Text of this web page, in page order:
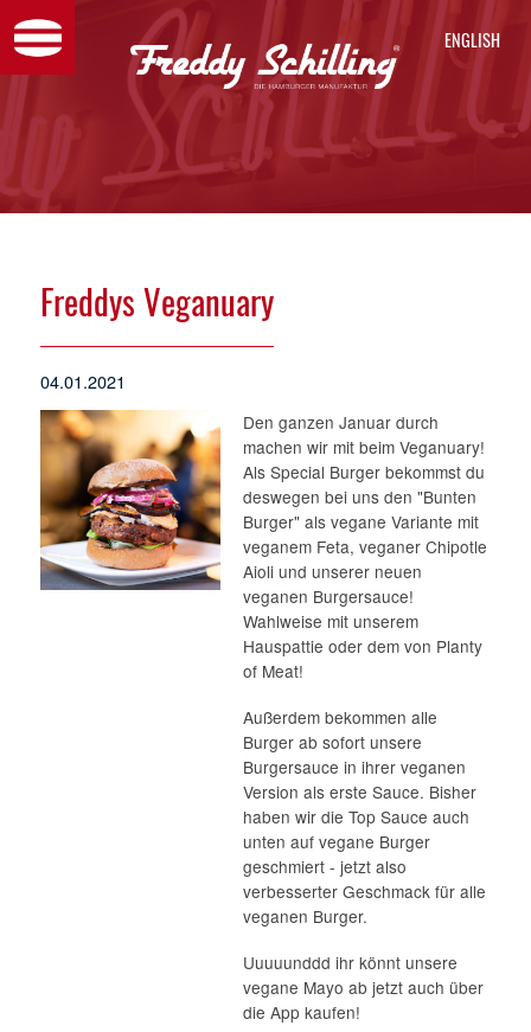
Freddys Veganuary
04.01.2021
Den ganzen Januar durch
machen wir mit beim
Als Special Burger bekommst
deswegen bei uns den "Bunten
Burger" als vegane Variante mit
veganem Feta, veganer
Aioli und unserer neuen
veganen Burgersauce!
Hauspattie oder dem von
of Meat!
Außerdem bekommen alle
Burger ab sofort unsere
Burgersauce in ihrer veganen
Version als erste Sauce. Bisher
haben wir die Top Sauce auch
unten auf vegane Burger
geschmiert - jetzt also
verbesserter Geschmack für
veganen Burger.